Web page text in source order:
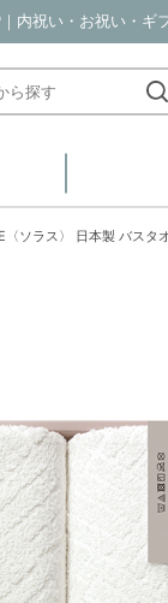
内祝い・お祝い・
〈ソラス〉 日本製 バスタ